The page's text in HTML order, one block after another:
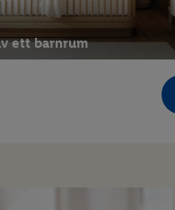
ett barnrum